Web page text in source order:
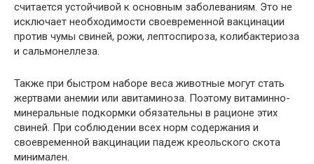
считается устойчивой к основным заболеваниям. Это не
исключает необходимости своевременной вакцинации
против чумы свиней, рожи, лептоспироза, колибактериоза
и сальмонеллеза.
Также при быстром наборе веса животные могут стать
жертвами анемии или авитаминоза. Поэтому витаминно-
минеральные подкормки обязательны в рационе этих
свиней. При соблюдении всех норм содержания и
своевременной вакцинации падеж креольского скота
минимален.